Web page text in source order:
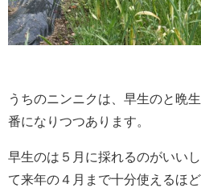
うちのニンニクは、早生のと晩
番になりつつあります。
早生のは５月に採れるのがいい
て来年の４月まで十分使えるほ